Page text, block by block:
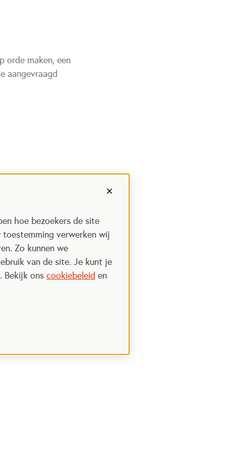
hoe bezoekers de site
verwerken wij
Zo kunnen we
van de site. Je kunt je
Bekijk ons cookiebeleid en
orde maken, een
aangevraagd